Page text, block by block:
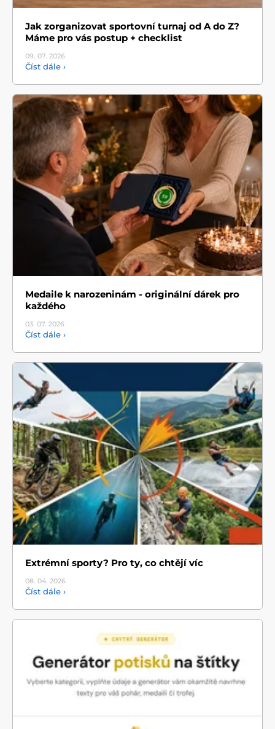
Jak zorganizovat sportovní turnaj od A do Z?
Máme pro vás postup + checklist
09. 07. 2026
Číst dále ›
Medaile k narozeninám - originální dárek pro
každého
03. 07. 2026
Číst dále ›
Extrémní sporty? Pro ty, co chtějí víc
08. 04. 2026
Číst dále ›